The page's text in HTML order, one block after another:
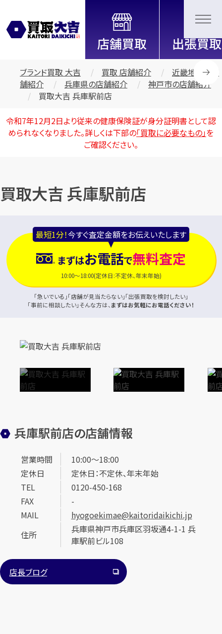
全国2000店舗以上展開中！
信頼と実績の買取専門店「買取大
吉」
カンタン無料
ブランド買取 大吉 買取 店舗紹介
近畿地区の店
舗紹介
兵庫県の店舗紹介
神戸市の店舗紹介
買取大吉 兵庫駅前店
令和7年12月2日より従来の健康保険証が身分証明書として認
められなくなりました。詳しくは下部の「買取に必要なもの」を
ご確認ください。
買取大吉 兵庫駅前店
最短1分！今すぐ査定金額をお伝えいたします
まずはお電話で無料査定
10:00～18:00(定休日:不定休、年末年始)
「急いでいる」「店舗が見当たらない」「出張買取を検討したい」
「事前に相談したい」そんな方は、 まずはお気軽にお電話ください！
兵庫駅前店の店舗情報
営業時間
10:00～18:00
定休日
定休日：不定休、年末年始
TEL
0120-450-168
FAX
-
MAIL
hyogoekimae@kaitoridaikichi.jp
住所
兵庫県神戸市兵庫区羽坂通4-1-1 兵
庫駅前ビル108
店長ブログ